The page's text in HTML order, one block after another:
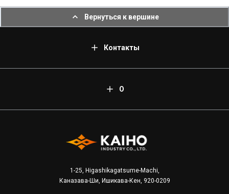
Вернуться к вершине
Контакты
О
1-25, Higashikagatsume-Machi,
Каназава-Ши, Ишикава-Кен, 920-0209